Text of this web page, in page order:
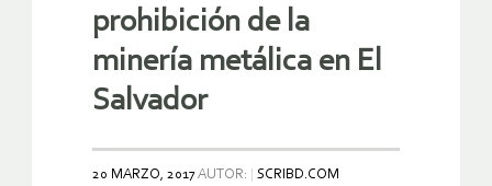
prohibición de la
minería metálica en El
Salvador
20 MARZO, 2017AUTOR: SCRIBD.COM